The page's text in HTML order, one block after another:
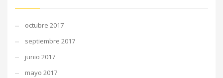
octubre 2017
septiembre 2017
junio 2017
mayo 2017